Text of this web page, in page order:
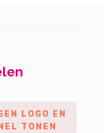
LOGO EN
TONEN